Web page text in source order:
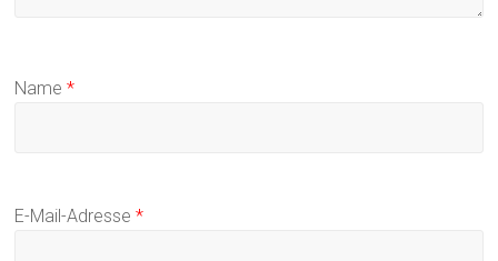
Name*
E-Mail-Adresse*